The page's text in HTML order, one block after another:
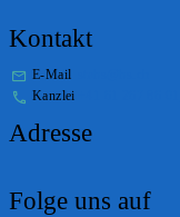
Kontakt
E-Mail
Kanzlei
Adresse
Folge uns auf